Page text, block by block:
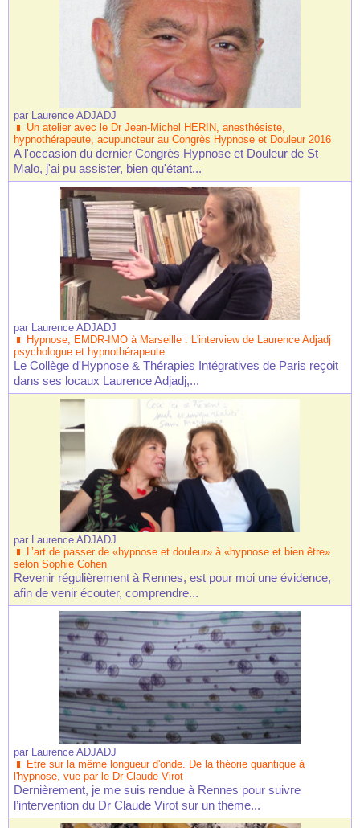
par Laurence ADJADJ
Un atelier avec le Dr Jean-Michel HERIN, anesthésiste,
hypnothérapeute, acupuncteur au Congrès Hypnose et Douleur 2016
A l'occasion du dernier Congrès Hypnose et Douleur de St
Malo, j'ai pu assister, bien qu'étant...
par Laurence ADJADJ
Hypnose, EMDR-IMO à Marseille : L'interview de Laurence Adjadj
psychologue et hypnothérapeute
Le Collège d'Hypnose & Thérapies Intégratives de Paris reçoit
dans ses locaux Laurence Adjadj,...
par Laurence ADJADJ
L’art de passer de «hypnose et douleur» à «hypnose et bien être»
selon Sophie Cohen
Revenir régulièrement à Rennes, est pour moi une évidence,
afin de venir écouter, comprendre...
par Laurence ADJADJ
Etre sur la même longueur d'onde. De la théorie quantique à
l'hypnose, vue par le Dr Claude Virot
Dernièrement, je me suis rendue à Rennes pour suivre
l’intervention du Dr Claude Virot sur un thème...